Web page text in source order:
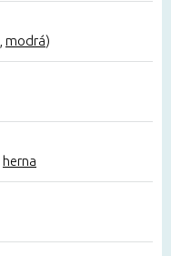
modrá)
herna